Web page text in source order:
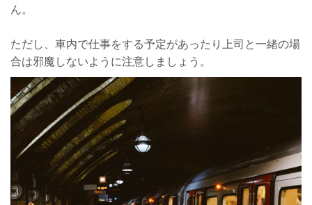
ん。
ただし、車内で仕事をする予定があったり上司と一緒の場
合は邪魔しないように注意しましょう。